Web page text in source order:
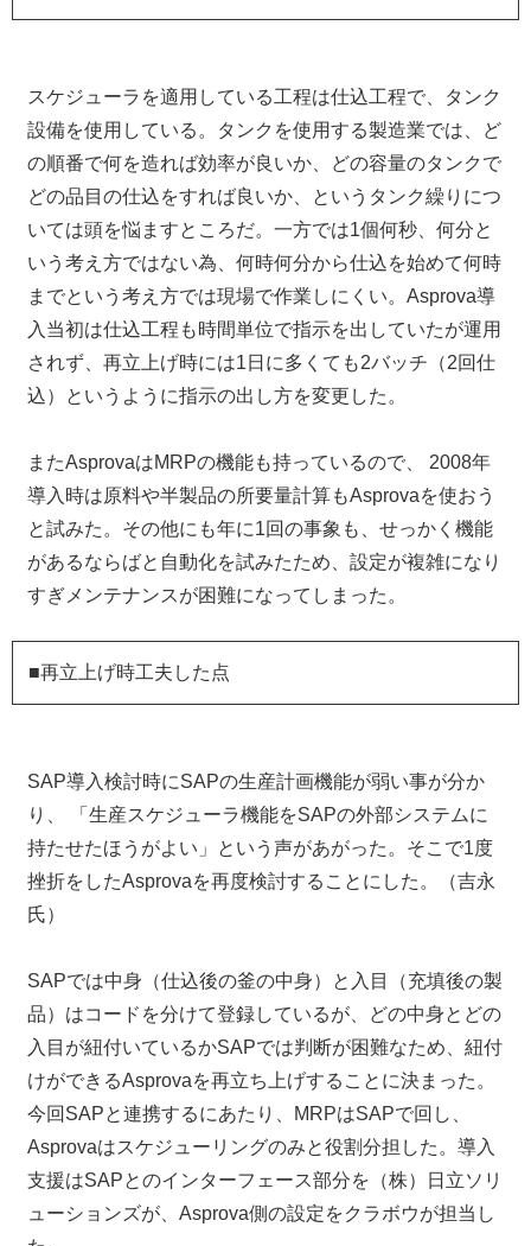
スケジューラを適用している工程は仕込工程で、タンク
設備を使用している。タンクを使用する製造業では、ど
の順番で何を造れば効率が良いか、どの容量のタンクで
どの品目の仕込をすれば良いか、というタンク繰りにつ
いては頭を悩ますところだ。一方では1個何秒、何分と
いう考え方ではない為、何時何分から仕込を始めて何時
までという考え方では現場で作業しにくい。Asprova導
入当初は仕込工程も時間単位で指示を出していたが運用
されず、再立上げ時には1日に多くても2バッチ（2回仕
込）というように指示の出し方を変更した。
またAsprovaはMRPの機能も持っているので、 2008年
導入時は原料や半製品の所要量計算もAsprovaを使おう
と試みた。その他にも年に1回の事象も、せっかく機能
があるならばと自動化を試みたため、設定が複雑になり
すぎメンテナンスが困難になってしまった。
■再立上げ時工夫した点
SAP導入検討時にSAPの生産計画機能が弱い事が分か
り、 「生産スケジューラ機能をSAPの外部システムに
持たせたほうがよい」という声があがった。そこで1度
挫折をしたAsprovaを再度検討することにした。（吉永
氏）
SAPでは中身（仕込後の釜の中身）と入目（充填後の製
品）はコードを分けて登録しているが、どの中身とどの
入目が紐付いているかSAPでは判断が困難なため、紐付
けができるAsprovaを再立ち上げすることに決まった。
今回SAPと連携するにあたり、MRPはSAPで回し、
Asprovaはスケジューリングのみと役割分担した。導入
支援はSAPとのインターフェース部分を（株）日立ソリ
ューションズが、Asprova側の設定をクラボウが担当し